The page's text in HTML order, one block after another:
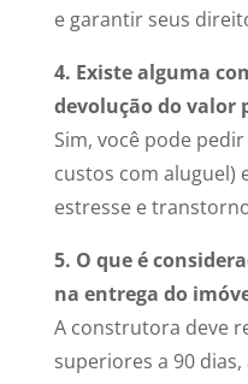
e garantir seus
4. Existe alguma
devolução do valor
Sim, você pode pedir
custos com aluguel)
estresse e
5. O que é
na entrega do
A construtora deve
superiores a 90